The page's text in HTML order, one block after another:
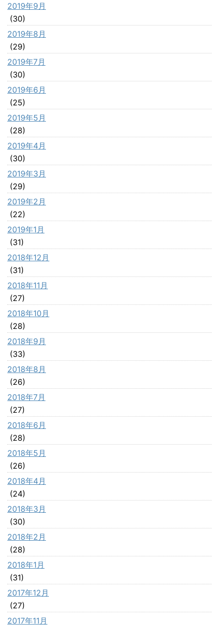
2019年9月
(30)
2019年8月
(29)
2019年7月
(30)
2019年6月
(25)
2019年5月
(28)
2019年4月
(30)
2019年3月
(29)
2019年2月
(22)
2019年1月
(31)
2018年12月
(31)
2018年11月
(27)
2018年10月
(28)
2018年9月
(33)
2018年8月
(26)
2018年7月
(27)
2018年6月
(28)
2018年5月
(26)
2018年4月
(24)
2018年3月
(30)
2018年2月
(28)
2018年1月
(31)
2017年12月
(27)
2017年11月